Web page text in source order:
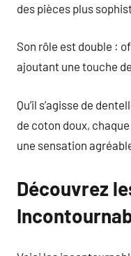
des pièces plus
Son rôle est double :
ajoutant une touche
Qu’il s’agisse de
de coton doux,
une sensation
Découvrez